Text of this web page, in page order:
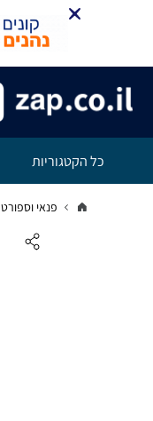
כל הקטגוריות
פנאי וספורט